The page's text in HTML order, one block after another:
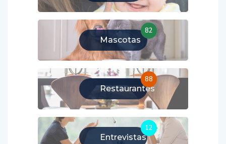
Mascotas
82
Restaurantes
88
Entrevistas
12